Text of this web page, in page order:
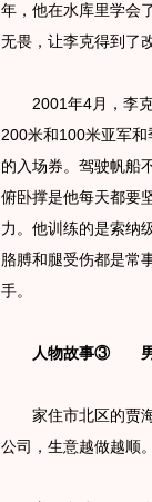
年，他在水库里学会
无畏，让李克得到了
2001年4月，李克
200米和100米亚军
的入场券。驾驶帆船
俯卧撑是他每天都要
力。他训练的是索纳
胳膊和腿受伤都是常
手。
人物故事③ 男女
家住市北区的贾海
公司，生意越做越顺